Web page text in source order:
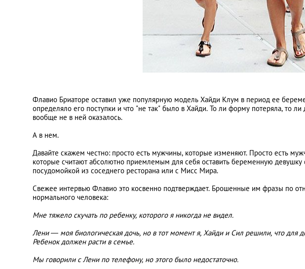
Флавио Бриаторе оставил уже популярную модель Хайди Клум в период ее
определяло его поступки и что "не так" было в Хайди. То ли форму потеряла, то
вообще не в ней оказалось.
А в нем.
Давайте скажем честно: просто есть мужчины, которые изменяют. Просто есть
которые считают абсолютно приемлемым для себя оставить беременную
посудомойкой из соседнего ресторана или с Мисс Мира.
Свежее интервью Флавио это косвенно подтверждает. Брошенные им фразы по
нормального человека:
Мне тяжело скучать по ребенку, которого я никогда не видел.
Лени — моя биологическая дочь, но в тот момент я, Хайди и Сил решили, что для
Ребенок должен расти в семье.
Мы говорили с Лени по телефону, но этого было недостаточно.